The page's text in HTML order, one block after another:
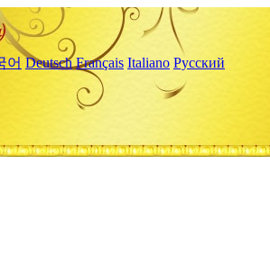
어 Deutsch Français Italiano Русский